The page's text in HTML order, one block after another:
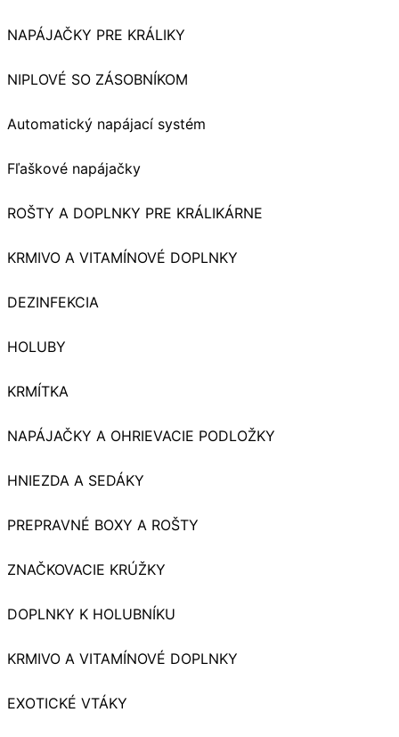
NAPÁJAČKY PRE KRÁLIKY
NIPLOVÉ SO ZÁSOBNÍKOM
Automatický napájací systém
Fľaškové napájačky
ROŠTY A DOPLNKY PRE KRÁLIKÁRNE
KRMIVO A VITAMÍNOVÉ DOPLNKY
DEZINFEKCIA
HOLUBY
KRMÍTKA
NAPÁJAČKY A OHRIEVACIE PODLOŽKY
HNIEZDA A SEDÁKY
PREPRAVNÉ BOXY A ROŠTY
ZNAČKOVACIE KRÚŽKY
DOPLNKY K HOLUBNÍKU
KRMIVO A VITAMÍNOVÉ DOPLNKY
EXOTICKÉ VTÁKY